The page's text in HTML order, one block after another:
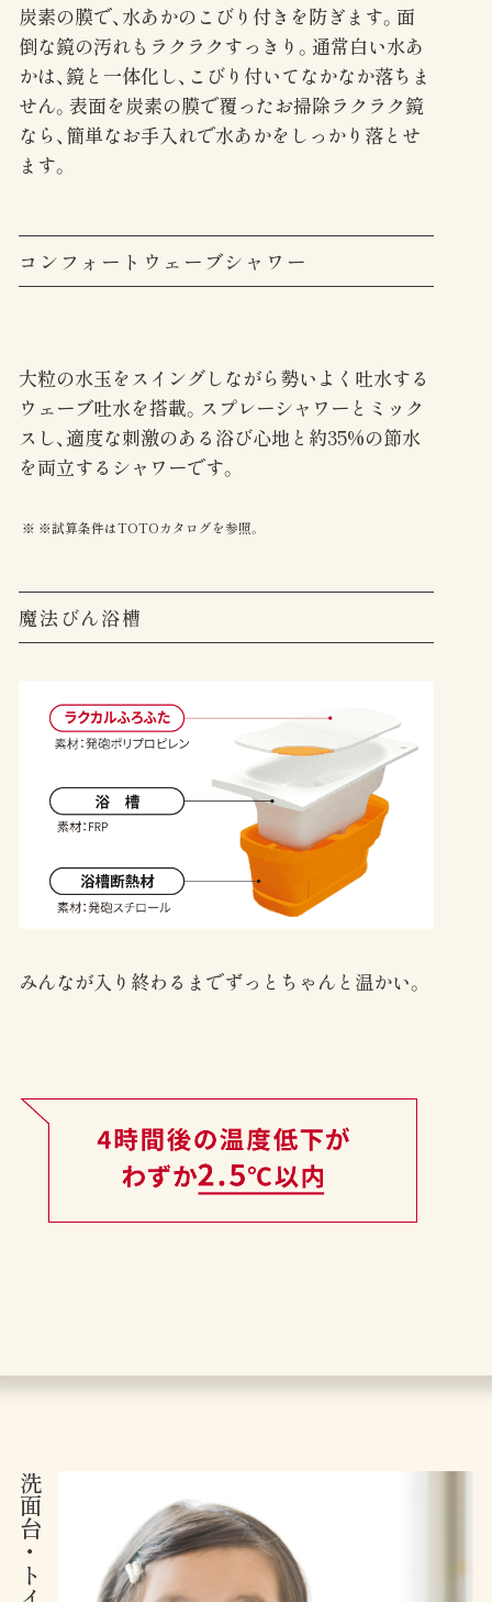
炭素の膜で、水あかのこびり付きを防ぎます。面
倒な鏡の汚れもラクラクすっきり。通常白い水あ
かは、鏡と一体化し、こびり付いてなかなか落ちま
せん。表面を炭素の膜で覆ったお掃除ラクラク鏡
なら、簡単なお手入れで水あかをしっかり落とせ
ます。
コンフォートウェーブシャワー
大粒の水玉をスイングしながら勢いよく吐水する
ウェーブ吐水を搭載。スプレーシャワーとミック
スし、適度な刺激のある浴び心地と約35%の節水
を両立するシャワーです。
※試算条件はTOTOカタログを参照。
魔法びん浴槽
みんなが入り終わるまでずっとちゃんと温かい。
洗面台
・